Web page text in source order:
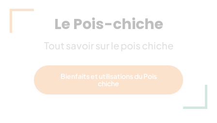
Le Pois-chiche
Tout savoir sur le pois chiche
Bienfaits et utilisations du Pois
chiche